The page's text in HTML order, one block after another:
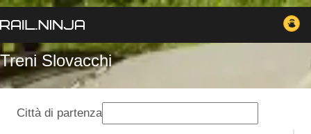
Treni Slovacchi
Città di partenza